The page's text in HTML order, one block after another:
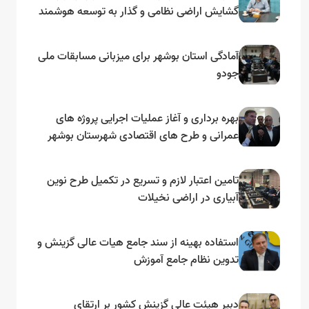
گشایش اراضی نظامی و گذار به توسعه هوشمند
آمادگی استان بوشهر برای میزبانی مسابقات ملی
جودو
بهره برداری و آغاز عملیات اجرایی پروژه های
عمرانی و طرح های اقتصادی شهرستان بوشهر
تامین اعتبار لازم و تسریع در تکمیل طرح نوین
آبیاری در اراضی نخیلات
استفاده بهینه از سند جامع هیات عالی گزینش و‌
تدوین نظام جامع آموزش
دبیر هیئت عالی گزینش کشور بر ارتقای